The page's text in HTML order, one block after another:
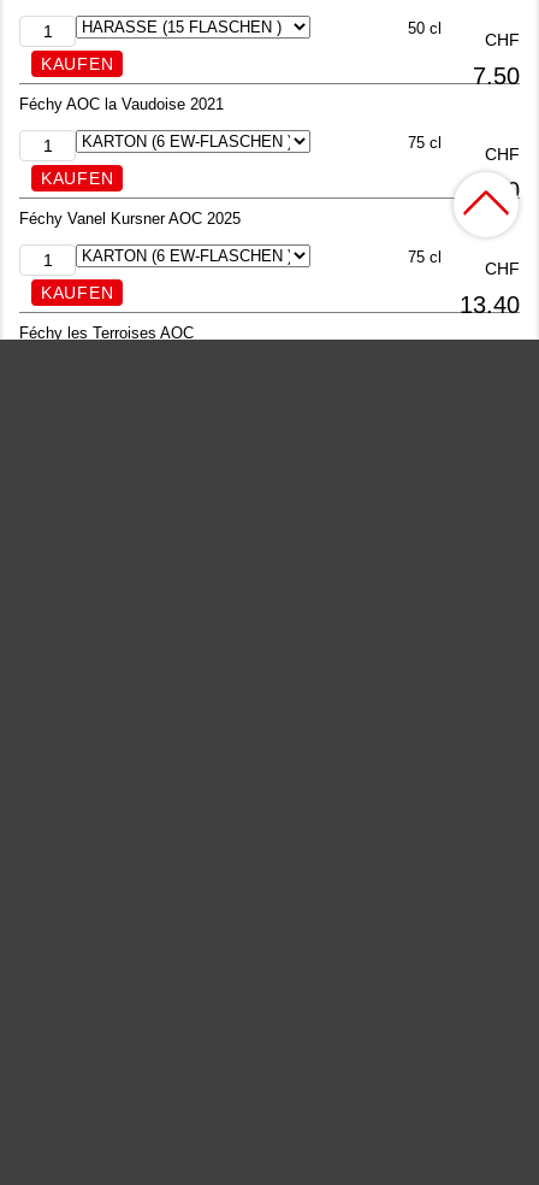
50 cl
CHF
7.50
Féchy AOC la Vaudoise 2021
75 cl
CHF
13.40
Féchy Vanel Kursner AOC 2025
75 cl
CHF
13.40
Féchy les Terroises AOC